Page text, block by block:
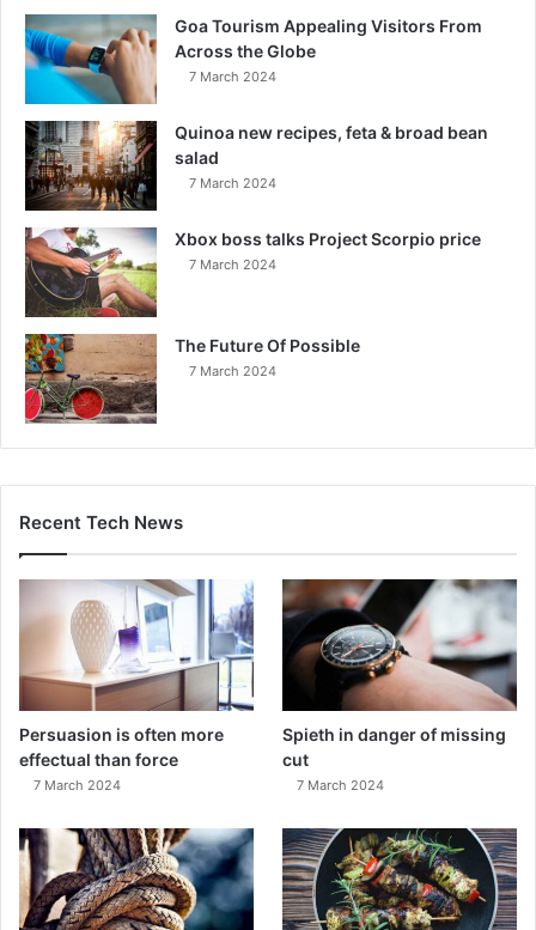
Goa Tourism Appealing Visitors From
Across the Globe
7 March 2024
Quinoa new recipes, feta & broad bean
salad
7 March 2024
Xbox boss talks Project Scorpio price
7 March 2024
The Future Of Possible
7 March 2024
Recent Tech News
Persuasion is often more
effectual than force
7 March 2024
Spieth in danger of missing
cut
7 March 2024